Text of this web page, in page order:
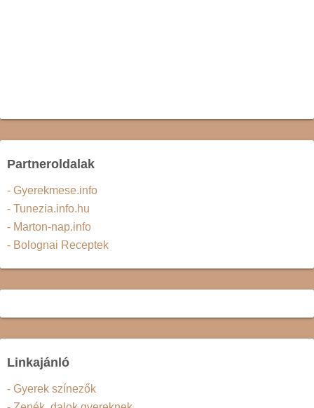
Partneroldalak
- Gyerekmese.info
- Tunezia.info.hu
- Marton-nap.info
- Bolognai Receptek
Linkajánló
- Gyerek színezők